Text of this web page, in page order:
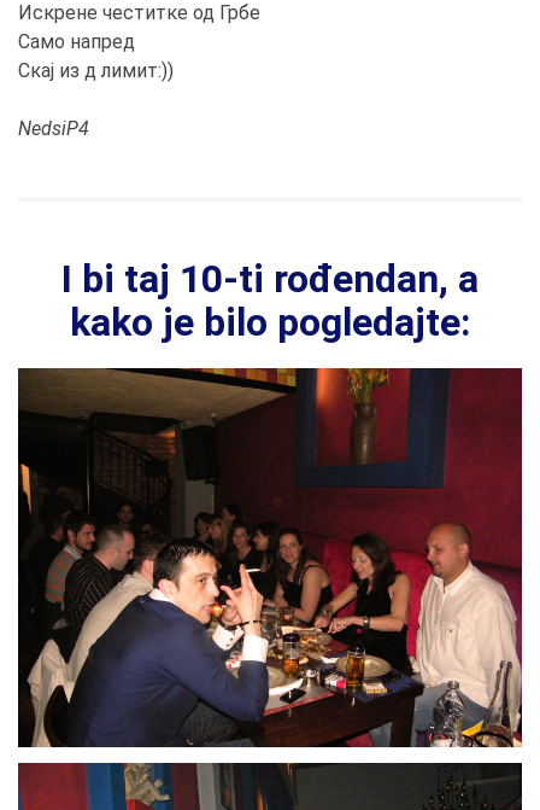
Искрене честитке од Грбе
Само напред
Скај из д лимит:))
NedsiP4
I bi taj 10-ti rođendan, a
kako je bilo pogledajte: